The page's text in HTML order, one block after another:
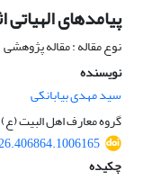
پیامدهای الهیاتی
نوع مقاله : مقاله پژوهشی
نویسنده
سید مهدی بیابانکی
گروه معارف اهل البیت
چکیده